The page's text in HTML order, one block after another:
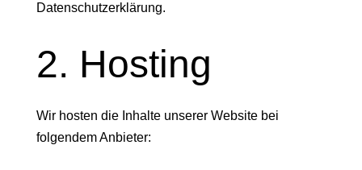
Datenschutzerklärung.
2. Hosting
Wir hosten die Inhalte unserer Website bei
folgendem Anbieter: